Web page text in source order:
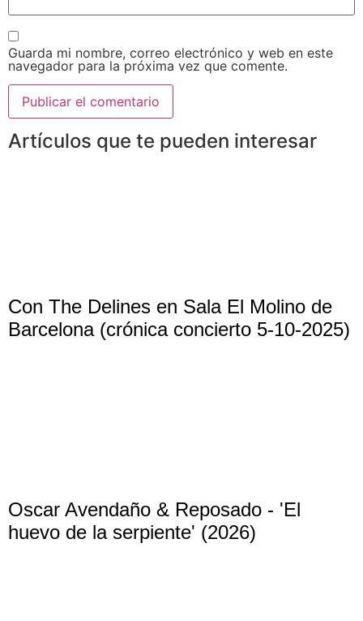
Guarda mi nombre, correo electrónico y web en este
navegador para la próxima vez que comente.
Artículos que te pueden interesar
Con The Delines en Sala El Molino de
Barcelona (crónica concierto 5-10-2025)
Oscar Avendaño & Reposado - 'El
huevo de la serpiente' (2026)